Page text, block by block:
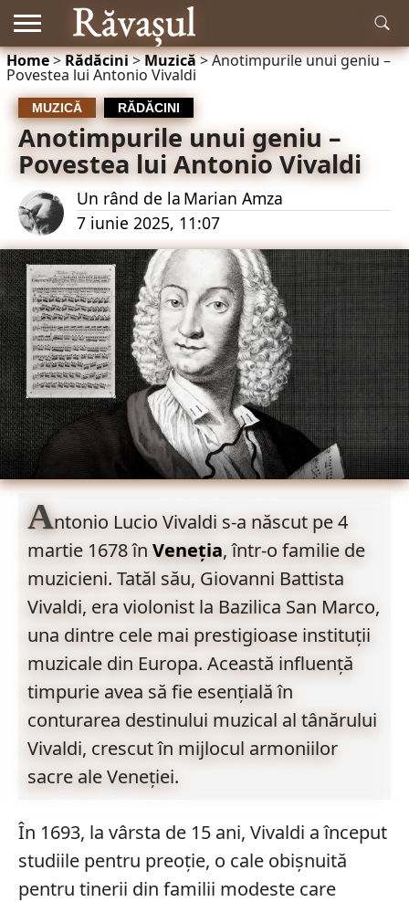
RĂDĂCINI
ISTORIE
MITOLOGIE
LITERATURĂ
MUZICĂ
EDUCAȚIE
NATURĂ
ȘI
ȘTIINȚĂ
ACTUALITATE
Home>Rădăcini>Muzică>Anotimpurile unui geniu –
Povestea lui Antonio Vivaldi
MUZICĂ RĂDĂCINI
Anotimpurile unui geniu –
Povestea lui Antonio Vivaldi
Un rând de la Marian Amza
7 iunie 2025, 11:07
Antonio Lucio Vivaldi s-a născut pe 4
martie 1678 în Veneția, într-o familie de
muzicieni. Tatăl său, Giovanni Battista
Vivaldi, era violonist la Bazilica San Marco,
una dintre cele mai prestigioase instituții
muzicale din Europa. Această influență
timpurie avea să fie esențială în
conturarea destinului muzical al tânărului
Vivaldi, crescut în mijlocul armoniilor
sacre ale Veneției.
În 1693, la vârsta de 15 ani, Vivaldi a început
studiile pentru preoție, o cale obișnuită
pentru tinerii din familii modeste care